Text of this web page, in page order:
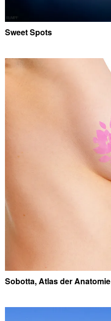
Sweet Spots
Sobotta, Atlas der Anatomie